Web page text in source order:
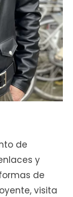
de
y
de
visita